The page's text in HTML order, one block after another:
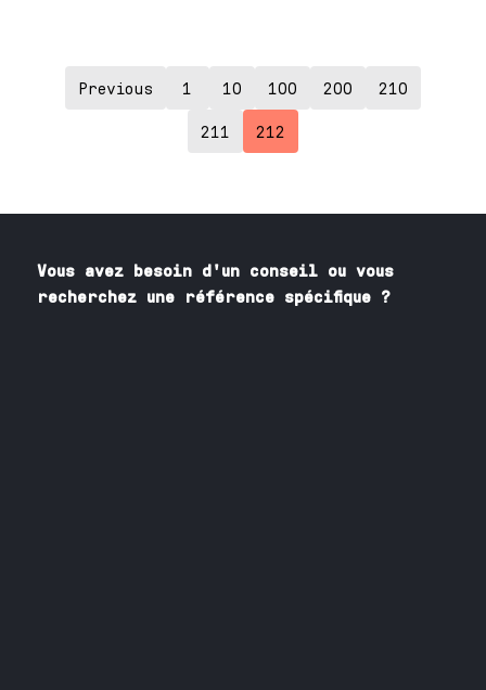
Previous 1 10 100 200 210
211 212
Vous avez besoin d'un conseil ou vous
recherchez une référence spécifique ?